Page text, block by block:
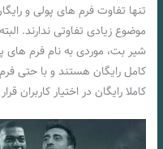
تنها تفاوت فرم های پولی و
موضوع زیادی تفاوتی ندارند.
شیر بت، موردی به نام فرم های
کاملا رایگان در اختیار کاربران